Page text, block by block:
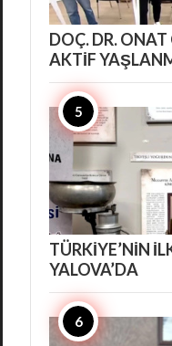
DOÇ. DR. ONAT
AKTİF
TÜRKİYE’NİN
YALOVA’DA